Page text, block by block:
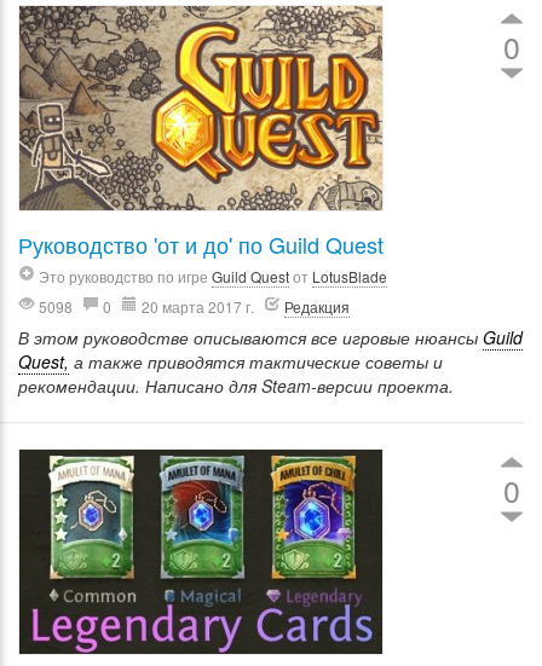
0
Руководство 'от и до' по Guild Quest
Это руководство по игре Guild Questот LotusBlade
5098
0 20 марта 2017 г. Редакция
В этом руководстве описываются все игровые нюансы Guild
Quest, а также приводятся тактические советы и
рекомендации. Написано для Steam-версии проекта.
0